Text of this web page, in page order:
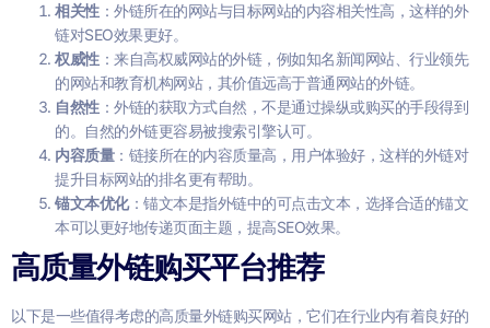
相关性：外链所在的网站与目标网站的内容相关性高，这样的外
链对SEO效果更好。
权威性：来自高权威网站的外链，例如知名新闻网站、行业领先
的网站和教育机构网站，其价值远高于普通网站的外链。
自然性：外链的获取方式自然，不是通过操纵或购买的手段得到
的。自然的外链更容易被搜索引擎认可。
内容质量：链接所在的内容质量高，用户体验好，这样的外链对
提升目标网站的排名更有帮助。
锚文本优化：锚文本是指外链中的可点击文本，选择合适的锚文
本可以更好地传递页面主题，提高SEO效果。
高质量外链购买平台推荐
以下是一些值得考虑的高质量外链购买网站，它们在行业内有着良好的